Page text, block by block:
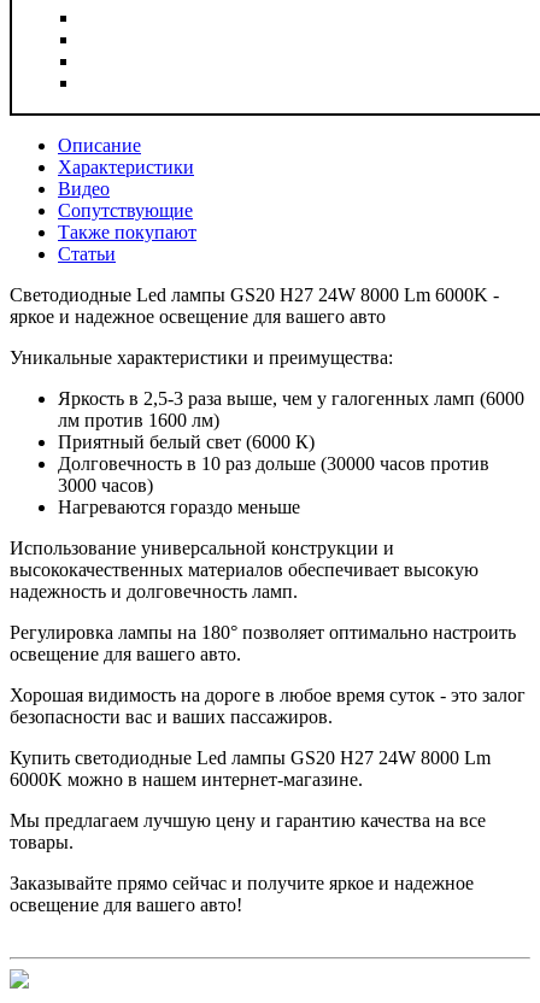
Описание
Характеристики
Видео
Сопутствующие
Также покупают
Статьи
Светодиодные Led лампы GS20 H27 24W 8000 Lm 6000K -
яркое и надежное освещение для вашего авто
Уникальные характеристики и преимущества:
Яркость в 2,5-3 раза выше, чем у галогенных ламп (6000
лм против 1600 лм)
Приятный белый свет (6000 К)
Долговечность в 10 раз дольше (30000 часов против
3000 часов)
Нагреваются гораздо меньше
Использование универсальной конструкции и
высококачественных материалов обеспечивает высокую
надежность и долговечность ламп.
Регулировка лампы на 180° позволяет оптимально настроить
освещение для вашего авто.
Хорошая видимость на дороге в любое время суток - это залог
безопасности вас и ваших пассажиров.
Купить светодиодные Led лампы GS20 H27 24W 8000 Lm
6000K можно в нашем интернет-магазине.
Мы предлагаем лучшую цену и гарантию качества на все
товары.
Заказывайте прямо сейчас и получите яркое и надежное
освещение для вашего авто!